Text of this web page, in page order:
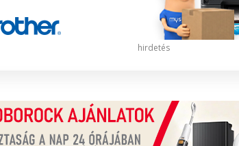
hirdetés